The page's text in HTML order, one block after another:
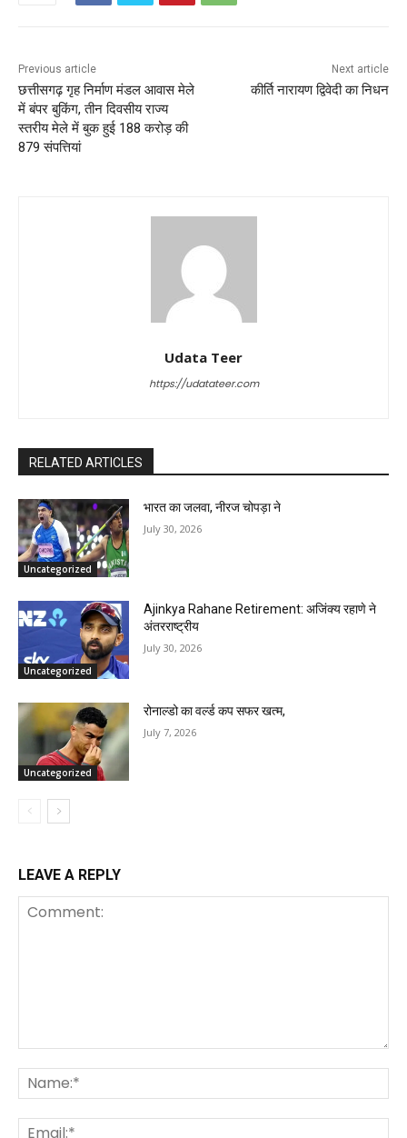
Previous article
छत्तीसगढ़ गृह निर्माण मंडल आवास मेले
में बंपर बुकिंग, तीन दिवसीय राज्‍य
स्‍तरीय मेले में बुक हुई 188 करोड़ की
879 संपत्ति‍यां
Next article
कीर्ति नारायण द्विवेदी का निधन
Udata Teer
https://udatateer.com
RELATED ARTICLES
Uncategorized
भारत का जलवा, नीरज चोपड़ा ने
July 30, 2026
Uncategorized
Ajinkya Rahane Retirement: अजिंक्य रहाणे ने
अंतरराष्ट्रीय
July 30, 2026
Uncategorized
रोनाल्डो का वर्ल्ड कप सफर खत्म,
July 7, 2026
LEAVE A REPLY